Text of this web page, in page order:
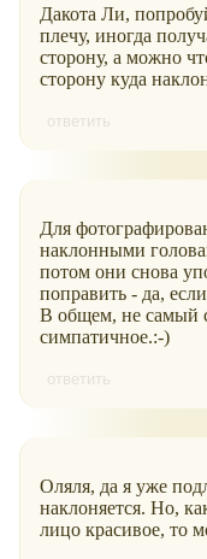
Дакота Ли,
плечу, иногда
сторону, а можно
сторону куда
ответить
Для
наклонными
потом они снова
поправить - да,
В общем, не самый
симпатичное.:-)
ответить
Оляля, да я уже
наклоняется. Но,
лицо красивое, то